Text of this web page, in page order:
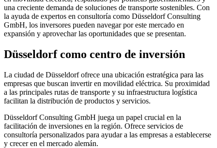
una creciente demanda de soluciones de transporte sostenibles. Con
la ayuda de expertos en consultoría como Düsseldorf Consulting
GmbH, los inversores pueden navegar por este mercado en
expansión y aprovechar las oportunidades que se presentan.
Düsseldorf como centro de inversión
La ciudad de Düsseldorf ofrece una ubicación estratégica para las
empresas que buscan invertir en movilidad eléctrica. Su proximidad
a las principales rutas de transporte y su infraestructura logística
facilitan la distribución de productos y servicios.
Düsseldorf Consulting GmbH juega un papel crucial en la
facilitación de inversiones en la región. Ofrece servicios de
consultoría personalizados para ayudar a las empresas a establecerse
y crecer en el mercado alemán.